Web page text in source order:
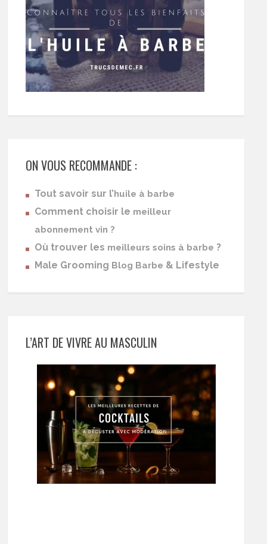
ON VOUS RECOMMANDE :
Tout savoir sur l’huile à barbe
Comment choisir le meilleur
abonnement vin ?
Où trouver les meilleurs soins à barbe ?
Male Grooming Blog Barbe & Lifestyle
L’ART DE VIVRE AU MASCULIN